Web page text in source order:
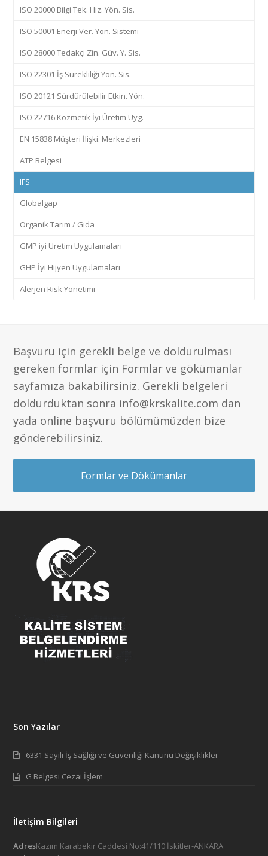
ISO 20000 Bilgi Tek. Hiz. Yön. Sis.
ISO 50001 Enerji Ver. Yön. Sistemi
ISO 28000 Tedakçi Zin. Güv. Y. Sis.
ISO 22301 İş Sürekliliği Yön. Sis.
ISO 20121 Sürdürülebilir Etkin. Yön.
ISO 22716 Kozmetik İyi Üretim Uyg.
EN 15838 Müşteri İlişki. Merkezleri
ATP Belgesi
IFS
Globalgap
Organik Tarım / Gıda
GMP iyi Üretim Uygulamaları
GHP İyi Hijyen Uygulamaları
Alerjen Risk Yönetimi
Başvuru için gerekli belge ve doldurulması
gereken formlar için Formlar ve gökümanlar
sayfamıza bakabilirsiniz. Gerekli belgeleri
doldurduktan sonra info@krskalite.com dan
yada online başvuru bölümümüzden bize
gönderebilirsiniz.
Formlar ve Dökümanlar
Son Yazılar
6331 Sayılı İş Sağlığı ve Güvenliği Kanunu Değişiklikler
G Belgesi Cezai İşlem
İletişim Bilgileri
AdresKazım Karabekir Caddesi No:41/110 İskitler-ANKARA